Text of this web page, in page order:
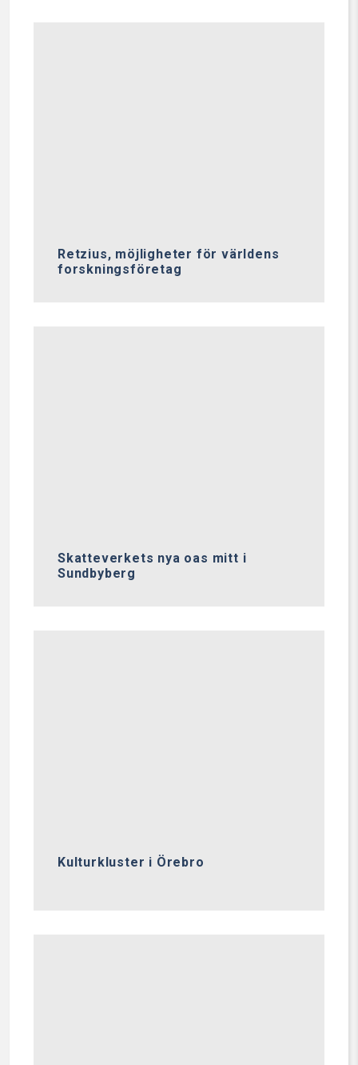
Retzius, möjligheter för världens
forskningsföretag
Skatteverkets nya oas mitt i
Sundbyberg
Kulturkluster i Örebro